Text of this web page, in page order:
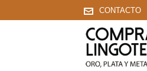
CONTACTO